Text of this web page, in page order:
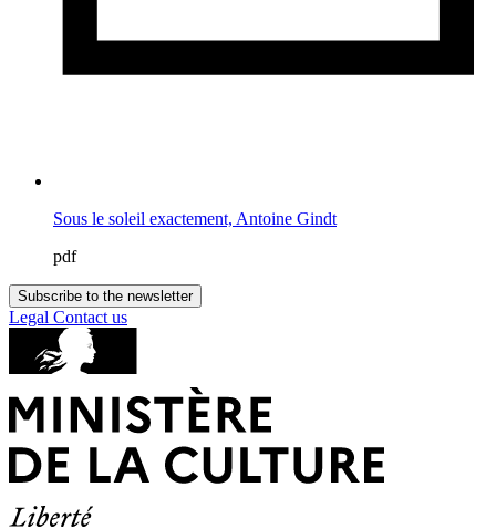
Sous le soleil exactement, Antoine Gindt
pdf
Subscribe to the newsletter
Legal Contact us